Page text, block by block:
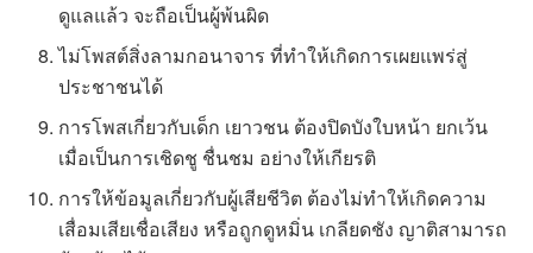
ดูแลแล้ว จะถือเป็นผู้พ้นผิด
ไม่โพสต์สิ่งลามกอนาจาร ที่ทำให้เกิดการเผยแพร่สู่
ประชาชนได้
การโพสเกี่ยวกับเด็ก เยาวชน ต้องปิดบังใบหน้า ยกเว้น
เมื่อเป็นการเชิดชู ชื่นชม อย่างให้เกียรติ
การให้ข้อมูลเกี่ยวกับผู้เสียชีวิต ต้องไม่ทำให้เกิดความ
เสื่อมเสียเชื่อเสียง หรือถูกดูหมิ่น เกลียดชัง ญาติสามารถ